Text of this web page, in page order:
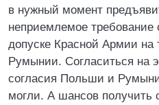
в нужный момент
неприемлемое требование
допуске Красной Армии
Румынии. Согласиться на
согласия Польши и
могли. А шансов получить